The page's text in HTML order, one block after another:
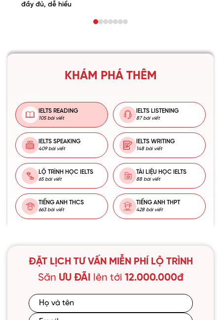
đầy đủ, dễ hiểu
KHÁM PHÁ THÊM
IELTS READING
105 bài viết
IELTS LISTENING
87 bài viết
IELTS SPEAKING
409 bài viết
IELTS WRITING
148 bài viết
LỘ TRÌNH HỌC IELTS
65 bài viết
TÀI LIỆU HỌC IELTS
88 bài viết
TIẾNG ANH THCS
663 bài viết
TIẾNG ANH THPT
428 bài viết
ĐẶT LỊCH TƯ VẤN MIỄN PHÍ LỘ TRÌNH
Săn ƯU ĐÃI lên tới 12.000.000đ